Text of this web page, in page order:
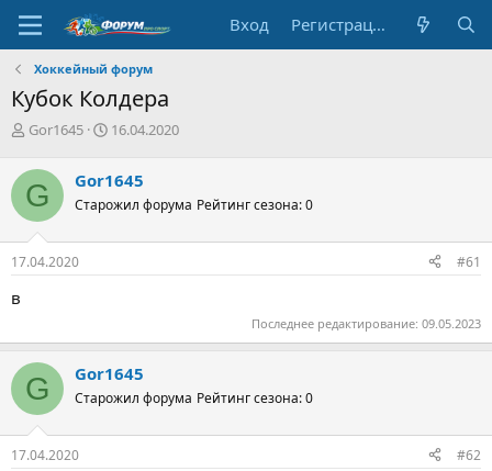
Вход Регистрация
Хоккейный форум
Кубок Колдера
А
т
о
р
т
е
м
Gor1645
Д
а
н
ч
16.04.2020
G Gor1645
Старожил форума Рейтинг сезона: 0
17.04.2020 #61
в
Последнее редактирование: 09.05.2023
G Gor1645
Старожил форума Рейтинг сезона: 0
17.04.2020 #62